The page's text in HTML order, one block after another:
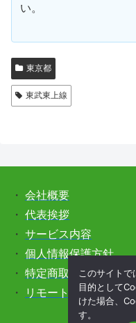
い。
東京都
東武東上線
・ 会社概要
・ 代表挨拶
・ サービス内容
・ 個人情報保護方針
・ 特定商取引法に基づ
・
リモートサポートを
このサイト
目的として
けた場合、
す。